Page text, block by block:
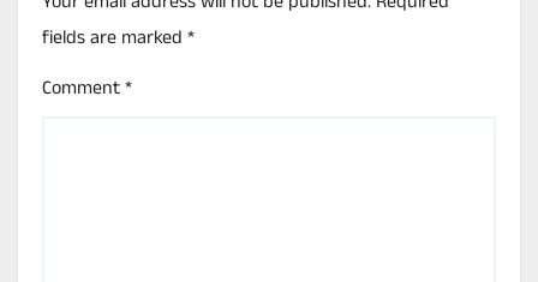
fields are marked*
Comment*